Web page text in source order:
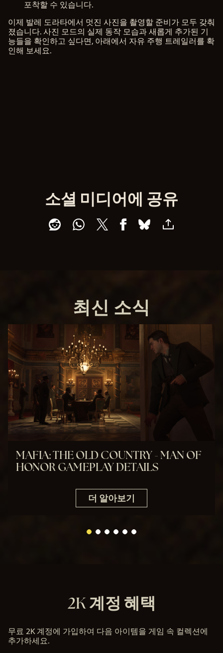
포착할 수 있습니다.
이제 발레 도라타에서 멋진 사진을 촬영할 준비가 모두 갖춰
졌습니다. 사진 모드의 실제 동작 모습과 새롭게 추가된 기
능들을 확인하고 싶다면, 아래에서 자유 주행 트레일러를 확
인해 보세요.
클
릭
You
e의
인
정
로
간
소셜 미디어에 공유
최신 소식
MAFIA: THE OLD COUNTRY - MAN OF
HONOR GAMEPLAY DETAILS
더 알아보기
2K 계정 혜택
무료 2K 계정에 가입하여 다음 아이템을 게임 속 컬렉션에
추가하세요.